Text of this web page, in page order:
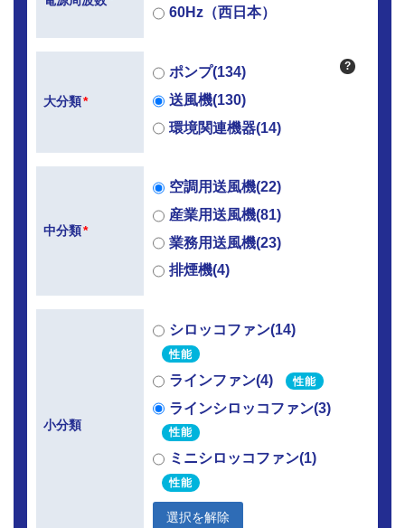
60Hz（西日本）
大分類*
ポンプ(134)
送風機(130)
環境関連機器(14)
?
中分類*
空調用送風機(22)
産業用送風機(81)
業務用送風機(23)
排煙機(4)
小分類
シロッコファン(14)
性能
ラインファン(4) 性能
ラインシロッコファン(3)
性能
ミニシロッコファン(1)
性能
選択を解除